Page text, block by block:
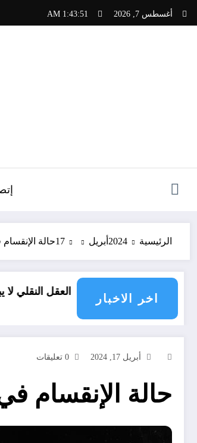
التجاوز
أغسطس 7, 2026 1:43:53 AM
الرئيسية 2024 أبريل 17حالة
اخر الاخبار
العقل النقلي لا يبدع حتى في تجارب
أبريل 17, 2024 0 تعليقات
حالة الإنقسام